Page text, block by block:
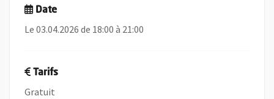
Date
Le 03.04.2026 de 18:00 à 21:00
Tarifs
Gratuit